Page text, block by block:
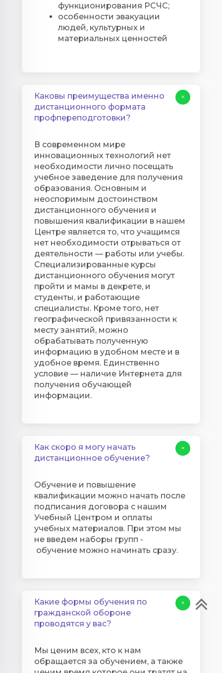
функционирования РСЧС;
особенности эвакуации
людей, культурных и
материальных ценностей
Каковы преимущества именно
дистанционного формата
профпереподготовки?
В современном мире
инновационных технологий нет
необходимости лично посещать
учебное заведение для получения
образования. Основным и
неоспоримым достоинством
дистанционного обучения и
повышения квалификации в нашем
Центре является то, что учащимся
нет необходимости отрываться от
деятельности — работы или учебы.
Специализированные курсы
дистанционного обучения могут
пройти и мамы в декрете, и
студенты, и работающие
специалисты. Кроме того, нет
географической привязанности к
месту занятий, можно
обрабатывать полученную
информацию в удобном месте и в
удобное время. Единственно
условие — наличие Интернета для
получения обучающей
информации.
+
Как скоро я могу начать
дистанционное обучение?
Обучение и повышение
квалификации можно начать после
подписания договора с нашим
Учебный Центром и оплаты
учебных материалов. При этом мы
не введем наборы групп -
обучение можно начинать сразу.
+
Какие формы обучения по
гражданской обороне
проводятся у вас?
Мы ценим всех, кто к нам
обращается за обучением, а также
+